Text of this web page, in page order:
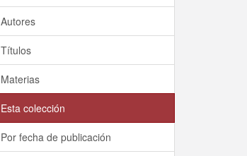
Autores
Títulos
Materias
Esta colección
Por fecha de publicación